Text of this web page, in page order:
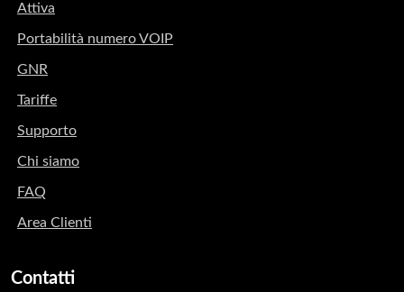
Attiva
Portabilità numero VOIP
GNR
Tariffe
Supporto
Chi siamo
FAQ
Area Clienti
Contatti